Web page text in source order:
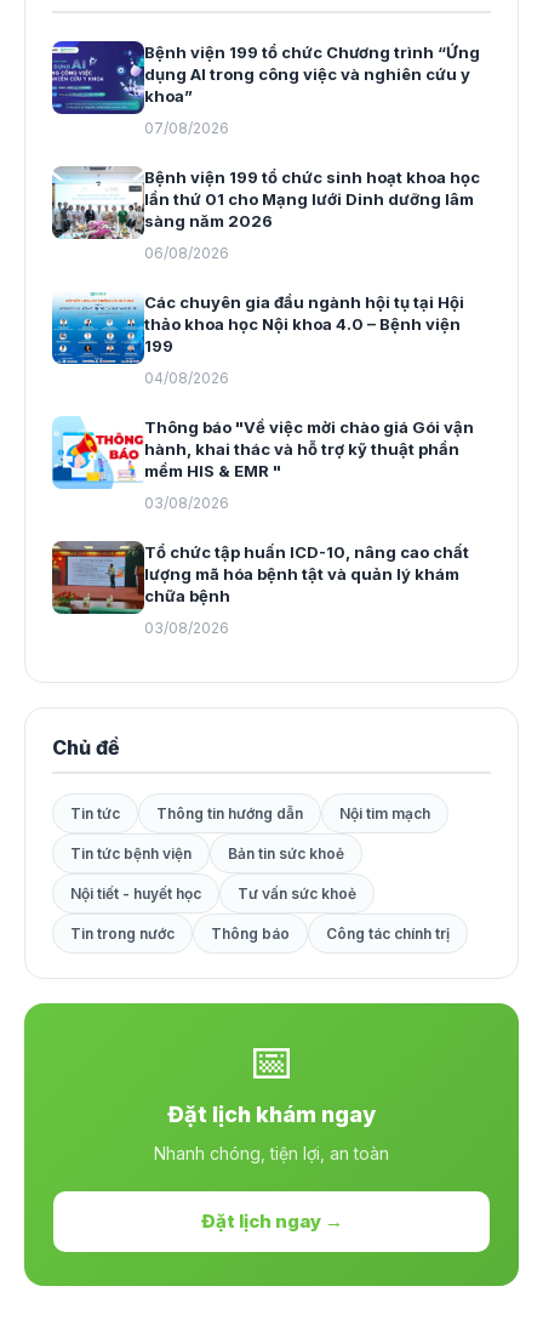
Bệnh viện 199 tổ chức Chương trình “Ứng
dụng AI trong công việc và nghiên cứu y
khoa”
07/08/2026
Bệnh viện 199 tổ chức sinh hoạt khoa học
lần thứ 01 cho Mạng lưới Dinh dưỡng lâm
sàng năm 2026
06/08/2026
Các chuyên gia đầu ngành hội tụ tại Hội
thảo khoa học Nội khoa 4.0 – Bệnh viện
199
04/08/2026
Thông báo "Về việc mời chào giá Gói vận
hành, khai thác và hỗ trợ kỹ thuật phần
mềm HIS & EMR "
03/08/2026
Tổ chức tập huấn ICD-10, nâng cao chất
lượng mã hóa bệnh tật và quản lý khám
chữa bệnh
03/08/2026
Chủ đề
Tin tức Thông tin hướng dẫn Nội tim mạch
Tin tức bệnh viện Bản tin sức khoẻ
Nội tiết - huyết học Tư vấn sức khoẻ
Tin trong nước Thông báo Công tác chính trị
📅
Đặt lịch khám ngay
Nhanh chóng, tiện lợi, an toàn
Đặt lịch ngay →